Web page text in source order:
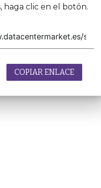
haga clic en el botón.
COPIAR ENLACE